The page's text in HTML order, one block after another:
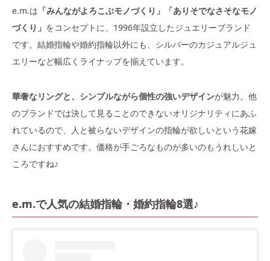
e.m.は 「みんながよろこぶモノづくり」「ありそでなさそなモノ
づくり」 をコンセプトに、1996年設立したジュエリーブランド
です。結婚指輪や婚約指輪以外にも、シルバーのカジュアルジュ
エリーなど幅広くライナップを揃えています。
華奢なリングと、シンプルながら個性の強いデザインが魅力。他
のブランドでは決して見ることのできないオリジナリティにあふ
れているので、人と被らないデザインの指輪が欲しいという花嫁
さんにおすすめです。価格が手ごろなものが多いのもうれしいと
ころですね♪
e.m.で人気の結婚指輪・婚約指輪8選♪